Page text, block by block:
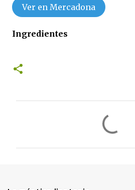
Ver en Mercadona
Ingredientes